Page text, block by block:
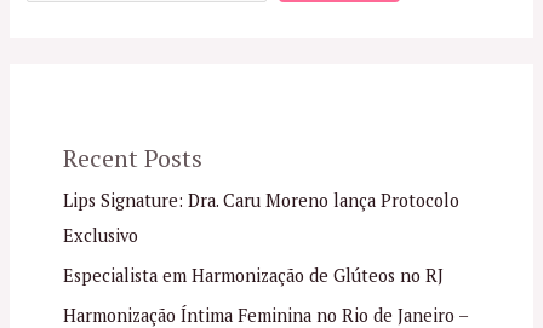
Recent Posts
Lips Signature: Dra. Caru Moreno lança Protocolo
Exclusivo
Especialista em Harmonização de Glúteos no RJ
Harmonização Íntima Feminina no Rio de Janeiro –